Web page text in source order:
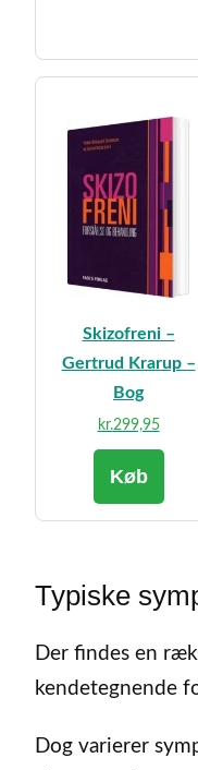
Skizofreni –
Gertrud Krarup –
Bog
kr.299,95
Køb
Typiske
Der findes en
kendetegnende
Dog varierer